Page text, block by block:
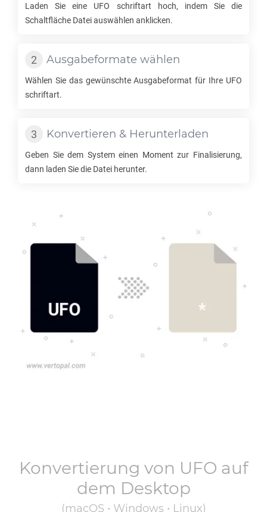
Laden Sie eine UFO schriftart hoch, indem Sie die
Schaltfläche Datei auswählen anklicken.
Ausgabeformate wählen
Wählen Sie das gewünschte Ausgabeformat für Ihre UFO
schriftart.
Konvertieren & Herunterladen
Geben Sie dem System einen Moment zur Finalisierung,
dann laden Sie die Datei herunter.
Konvertierung von UFO auf
dem Desktop
(macOS • Windows • Linux)